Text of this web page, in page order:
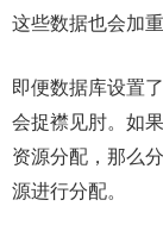
这些数据也会加
即便数据库设置
会捉襟见肘。如
资源分配，那么
源进行分配。